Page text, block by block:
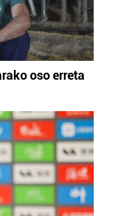
oso erreta